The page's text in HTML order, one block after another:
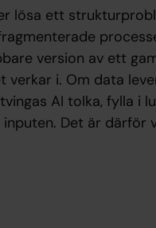
lösa ett
version av ett
verkar i. Om data
AI tolka, fylla i
Det är därför